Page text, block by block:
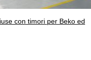
con timori per Beko ed